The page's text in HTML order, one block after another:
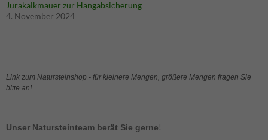
Jurakalkmauer zur Hangabsicherung
4. November 2024
Link zum Natursteinshop - für kleinere Mengen, größere Mengen fragen Sie
bitte an!
Unser Natursteinteam berät Sie gerne!